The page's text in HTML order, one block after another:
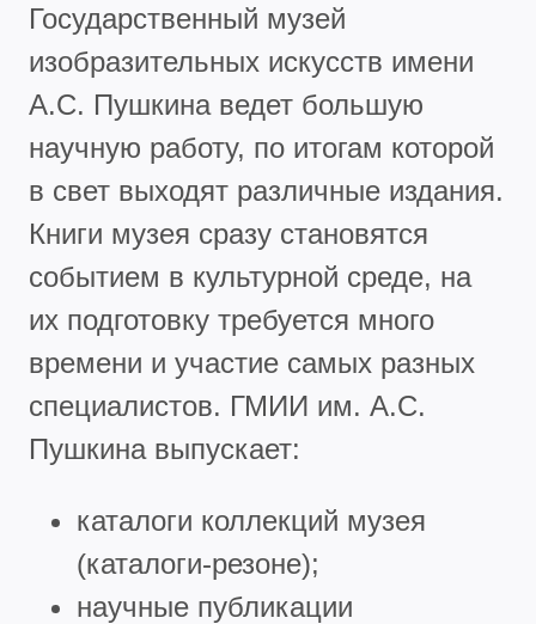
Государственный музей
изобразительных искусств имени
А.С. Пушкина ведет большую
научную работу, по итогам которой
в свет выходят различные издания.
Книги музея сразу становятся
событием в культурной среде, на
их подготовку требуется много
времени и участие самых разных
специалистов. ГМИИ им. А.С.
Пушкина выпускает:
каталоги коллекций музея
(каталоги-резоне);
научные публикации